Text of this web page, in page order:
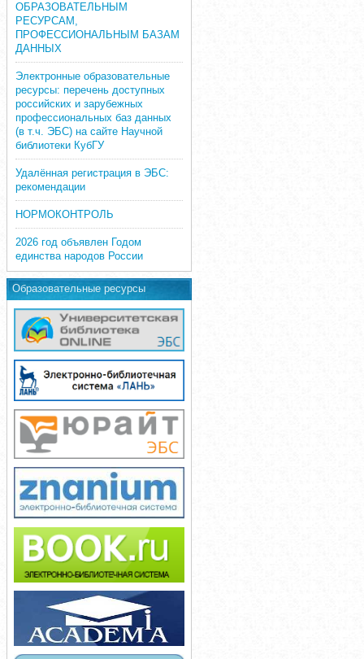
ОБРАЗОВАТЕЛЬНЫМ
РЕСУРСАМ,
ПРОФЕССИОНАЛЬНЫМ БАЗАМ
ДАННЫХ
Электронные образовательные
ресурсы: перечень доступных
российских и зарубежных
профессиональных баз данных
(в т.ч. ЭБС) на сайте Научной
библиотеки КубГУ
Удалённая регистрация в ЭБС:
рекомендации
НОРМОКОНТРОЛЬ
2026 год объявлен Годом
единства народов России
Образовательные ресурсы